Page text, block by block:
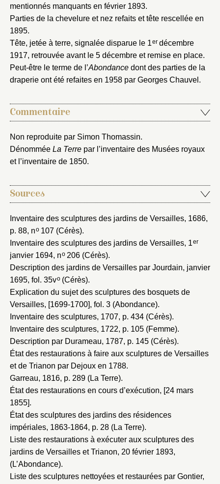
mentionnés manquants en février 1893.
Parties de la chevelure et nez refaits et tête rescellée en
1895.
Tête, jetée à terre, signalée disparue le 1erdécembre
1917, retrouvée avant le 5 décembre et remise en place.
Peut-être le terme de l’Abondance dont des parties de la
draperie ont été refaites en 1958 par Georges Chauvel.
Commentaire
Non reproduite par Simon Thomassin.
Dénommée La Terre par l’inventaire des Musées royaux
et l’inventaire de 1850.
Sources
Inventaire des sculptures des jardins de Versailles, 1686,
p. 88, no107 (Cérès).
Inventaire des sculptures des jardins de Versailles, 1er
janvier 1694, no206 (Cérès).
Description des jardins de Versailles par Jourdain, janvier
1695, fol. 35vo(Cérès).
Explication du sujet des sculptures des bosquets de
Versailles, [1699-1700], fol. 3 (Abondance).
Inventaire des sculptures, 1707, p. 434 (Cérès).
Inventaire des sculptures, 1722, p. 105 (Femme).
Description par Durameau, 1787, p. 145 (Cérès).
État des restaurations à faire aux sculptures de Versailles
et de Trianon par Dejoux en 1788.
Garreau, 1816, p. 289 (La Terre).
État des restaurations en cours d’exécution, [24 mars
1855].
État des sculptures des jardins des résidences
impériales, 1863-1864, p. 28 (La Terre).
Liste des restaurations à exécuter aux sculptures des
jardins de Versailles et Trianon, 20 février 1893,
(L’Abondance).
Liste des sculptures nettoyées et restaurées par Gontier,
Valider
Nouveau dossier
Créer et ajouter
Mot de passe
Envoyer
Vous avez oublié votre mot de passe ?Cliquez ici